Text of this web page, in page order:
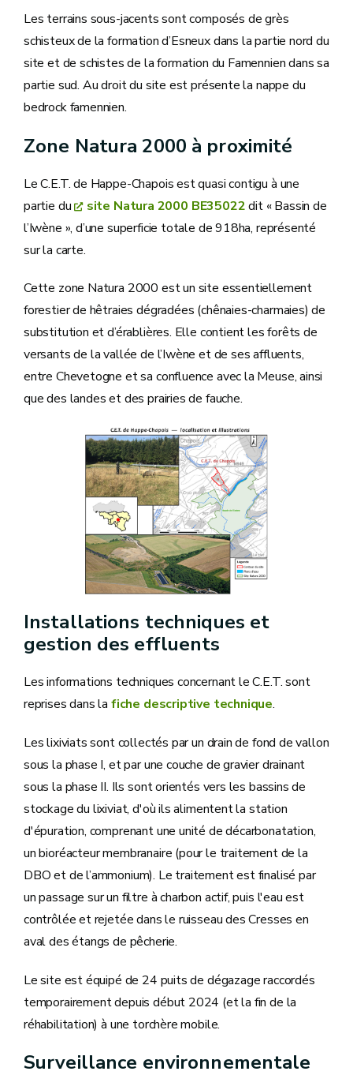
Les terrains sous-jacents sont composés de grès
schisteux de la formation d’Esneux dans la partie nord du
site et de schistes de la formation du Famennien dans sa
partie sud. Au droit du site est présente la nappe du
bedrock famennien.
Zone Natura 2000 à proximité
Le C.E.T. de Happe-Chapois est quasi contigu à une
partie du
site Natura 2000 BE35022dit « Bassin de
l’Iwène », d’une superficie totale de 918ha, représenté
sur la carte.
Cette zone Natura 2000 est un site essentiellement
forestier de hêtraies dégradées (chênaies-charmaies) de
substitution et d’érablières. Elle contient les forêts de
versants de la vallée de l’Iwène et de ses affluents,
entre Chevetogne et sa confluence avec la Meuse, ainsi
que des landes et des prairies de fauche.
Installations techniques et
gestion des effluents
Les informations techniques concernant le C.E.T. sont
reprises dans la fiche descriptive technique.
Les lixiviats sont collectés par un drain de fond de vallon
sous la phase I, et par une couche de gravier drainant
sous la phase II. Ils sont orientés vers les bassins de
stockage du lixiviat, d'où ils alimentent la station
d'épuration, comprenant une unité de décarbonatation,
un bioréacteur membranaire (pour le traitement de la
DBO et de l’ammonium). Le traitement est finalisé par
un passage sur un filtre à charbon actif, puis l'eau est
contrôlée et rejetée dans le ruisseau des Cresses en
aval des étangs de pêcherie.
Le site est équipé de 24 puits de dégazage raccordés
temporairement depuis début 2024 (et la fin de la
réhabilitation) à une torchère mobile.
Surveillance environnementale